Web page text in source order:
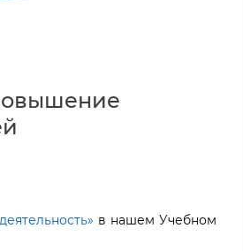
нашем Учебном